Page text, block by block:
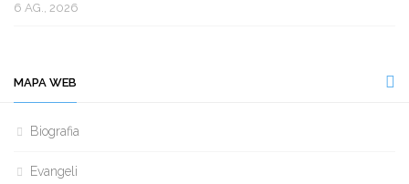
6 AG., 2026
MAPA WEB
Biografia
Evangeli